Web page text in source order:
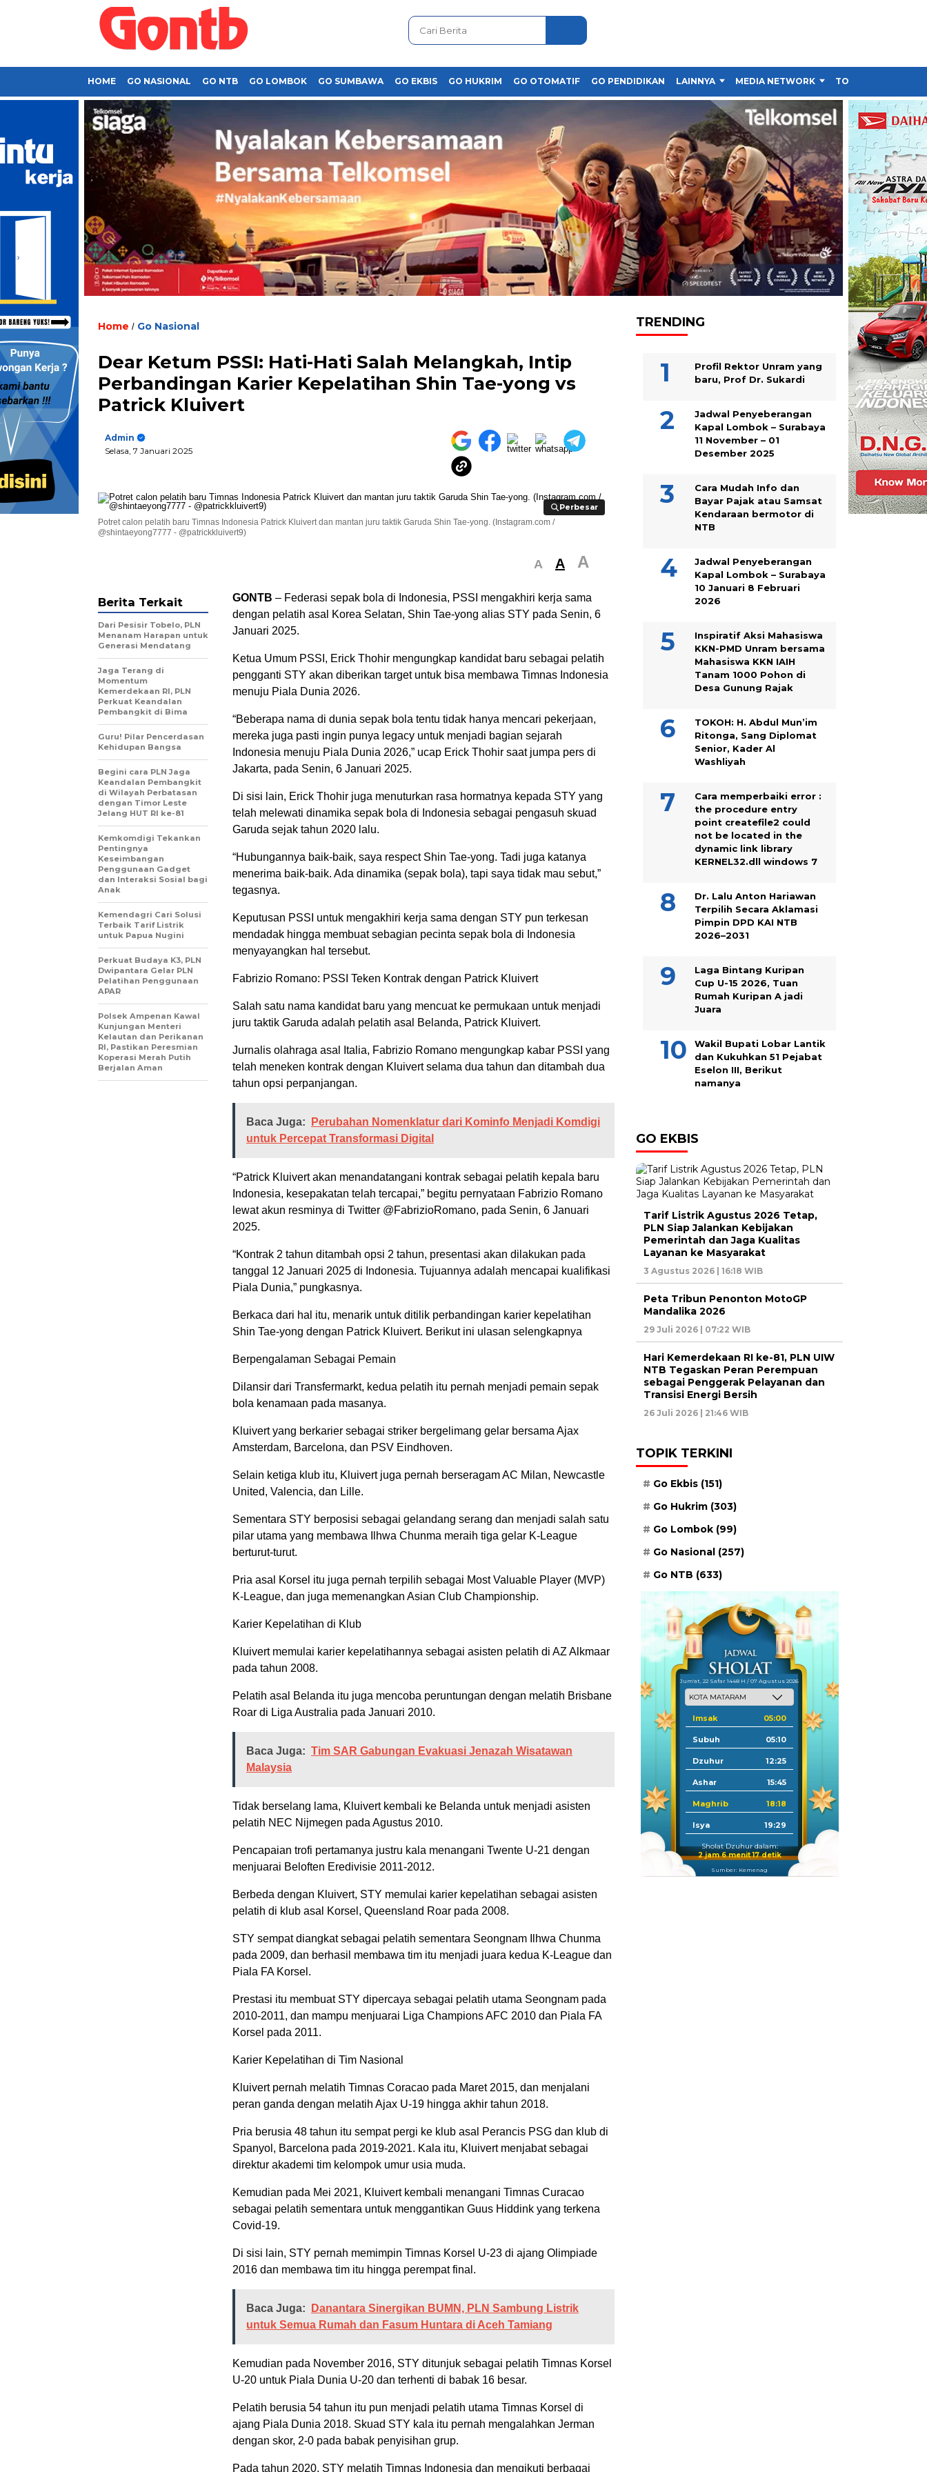
HOME GO NASIONAL GO NTB GO LOMBOK GO SUMBAWA GO EKBIS GO HUKRIM GO OTOMATIF GO PENDIDIKAN LAINNYA MEDIA NETWORK TOKO
Home / Go Nasional
Dear Ketum PSSI: Hati-Hati Salah Melangkah, Intip
Perbandingan Karier Kepelatihan Shin Tae-yong vs
Patrick Kluivert
Admin
Selasa, 7 Januari 2025
Perbesar
Perbesar
Potret calon pelatih baru Timnas Indonesia Patrick Kluivert dan mantan juru taktik Garuda Shin Tae-yong. (Instagram.com /
@shintaeyong7777 - @patrickkluivert9)
A A A
GONTB – Federasi sepak bola di Indonesia, PSSI mengakhiri kerja sama
dengan pelatih asal Korea Selatan, Shin Tae-yong alias STY pada Senin, 6
Januari 2025.
Ketua Umum PSSI, Erick Thohir mengungkap kandidat baru sebagai pelatih
pengganti STY akan diberikan target untuk bisa membawa Timnas Indonesia
menuju Piala Dunia 2026.
“Beberapa nama di dunia sepak bola tentu tidak hanya mencari pekerjaan,
mereka juga pasti ingin punya legacy untuk menjadi bagian sejarah
Indonesia menuju Piala Dunia 2026,” ucap Erick Thohir saat jumpa pers di
Jakarta, pada Senin, 6 Januari 2025.
Di sisi lain, Erick Thohir juga menuturkan rasa hormatnya kepada STY yang
telah melewati dinamika sepak bola di Indonesia sebagai pengasuh skuad
Garuda sejak tahun 2020 lalu.
“Hubungannya baik-baik, saya respect Shin Tae-yong. Tadi juga katanya
menerima baik-baik. Ada dinamika (sepak bola), tapi saya tidak mau sebut,”
tegasnya.
Keputusan PSSI untuk mengakhiri kerja sama dengan STY pun terkesan
mendadak hingga membuat sebagian pecinta sepak bola di Indonesia
menyayangkan hal tersebut.
Fabrizio Romano: PSSI Teken Kontrak dengan Patrick Kluivert
Salah satu nama kandidat baru yang mencuat ke permukaan untuk menjadi
juru taktik Garuda adalah pelatih asal Belanda, Patrick Kluivert.
Jurnalis olahraga asal Italia, Fabrizio Romano mengungkap kabar PSSI yang
telah meneken kontrak dengan Kluivert selama dua tahun dan ditambah dua
tahun opsi perpanjangan.
Baca Juga:
Perubahan Nomenklatur dari Kominfo Menjadi Komdigi
untuk Percepat Transformasi Digital
“Patrick Kluivert akan menandatangani kontrak sebagai pelatih kepala baru
Indonesia, kesepakatan telah tercapai,” begitu pernyataan Fabrizio Romano
lewat akun resminya di Twitter @FabrizioRomano, pada Senin, 6 Januari
2025.
“Kontrak 2 tahun ditambah opsi 2 tahun, presentasi akan dilakukan pada
tanggal 12 Januari 2025 di Indonesia. Tujuannya adalah mencapai kualifikasi
Piala Dunia,” pungkasnya.
Berkaca dari hal itu, menarik untuk ditilik perbandingan karier kepelatihan
Shin Tae-yong dengan Patrick Kluivert. Berikut ini ulasan selengkapnya
Berpengalaman Sebagai Pemain
Dilansir dari Transfermarkt, kedua pelatih itu pernah menjadi pemain sepak
bola kenamaan pada masanya.
Kluivert yang berkarier sebagai striker bergelimang gelar bersama Ajax
Amsterdam, Barcelona, dan PSV Eindhoven.
Selain ketiga klub itu, Kluivert juga pernah berseragam AC Milan, Newcastle
United, Valencia, dan Lille.
Sementara STY berposisi sebagai gelandang serang dan menjadi salah satu
pilar utama yang membawa Ilhwa Chunma meraih tiga gelar K-League
berturut-turut.
Pria asal Korsel itu juga pernah terpilih sebagai Most Valuable Player (MVP)
K-League, dan juga memenangkan Asian Club Championship.
Karier Kepelatihan di Klub
Kluivert memulai karier kepelatihannya sebagai asisten pelatih di AZ Alkmaar
pada tahun 2008.
Pelatih asal Belanda itu juga mencoba peruntungan dengan melatih Brisbane
Roar di Liga Australia pada Januari 2010.
Baca Juga: Tim SAR Gabungan Evakuasi Jenazah Wisatawan
Malaysia
Tidak berselang lama, Kluivert kembali ke Belanda untuk menjadi asisten
pelatih NEC Nijmegen pada Agustus 2010.
Pencapaian trofi pertamanya justru kala menangani Twente U-21 dengan
menjuarai Beloften Eredivisie 2011-2012.
Berbeda dengan Kluivert, STY memulai karier kepelatihan sebagai asisten
pelatih di klub asal Korsel, Queensland Roar pada 2008.
STY sempat diangkat sebagai pelatih sementara Seongnam Ilhwa Chunma
pada 2009, dan berhasil membawa tim itu menjadi juara kedua K-League dan
Piala FA Korsel.
Prestasi itu membuat STY dipercaya sebagai pelatih utama Seongnam pada
2010-2011, dan mampu menjuarai Liga Champions AFC 2010 dan Piala FA
Korsel pada 2011.
Karier Kepelatihan di Tim Nasional
Kluivert pernah melatih Timnas Coracao pada Maret 2015, dan menjalani
peran ganda dengan melatih Ajax U-19 hingga akhir tahun 2018.
Pria berusia 48 tahun itu sempat pergi ke klub asal Perancis PSG dan klub di
Spanyol, Barcelona pada 2019-2021. Kala itu, Kluivert menjabat sebagai
direktur akademi tim kelompok umur usia muda.
Kemudian pada Mei 2021, Kluivert kembali menangani Timnas Curacao
sebagai pelatih sementara untuk menggantikan Guus Hiddink yang terkena
Covid-19.
Di sisi lain, STY pernah memimpin Timnas Korsel U-23 di ajang Olimpiade
2016 dan membawa tim itu hingga perempat final.
Baca Juga:
Danantara Sinergikan BUMN, PLN Sambung Listrik
untuk Semua Rumah dan Fasum Huntara di Aceh Tamiang
Kemudian pada November 2016, STY ditunjuk sebagai pelatih Timnas Korsel
U-20 untuk Piala Dunia U-20 dan terhenti di babak 16 besar.
Pelatih berusia 54 tahun itu pun menjadi pelatih utama Timnas Korsel di
ajang Piala Dunia 2018. Skuad STY kala itu pernah mengalahkan Jerman
dengan skor, 2-0 pada babak penyisihan grup.
Pada tahun 2020, STY melatih Timnas Indonesia dan mengikuti berbagai
Berita Terkait
Dari Pesisir Tobelo, PLN
Menanam Harapan untuk
Generasi Mendatang
Jaga Terang di
Momentum
Kemerdekaan RI, PLN
Perkuat Keandalan
Pembangkit di Bima
Guru! Pilar Pencerdasan
Kehidupan Bangsa
Begini cara PLN Jaga
Keandalan Pembangkit
di Wilayah Perbatasan
dengan Timor Leste
Jelang HUT RI ke-81
Kemkomdigi Tekankan
Pentingnya
Keseimbangan
Penggunaan Gadget
dan Interaksi Sosial bagi
Anak
Kemendagri Cari Solusi
Terbaik Tarif Listrik
untuk Papua Nugini
Perkuat Budaya K3, PLN
Dwipantara Gelar PLN
Pelatihan Penggunaan
APAR
Polsek Ampenan Kawal
Kunjungan Menteri
Kelautan dan Perikanan
RI, Pastikan Peresmian
Koperasi Merah Putih
Berjalan Aman
TRENDING
Profil Rektor Unram yang
baru, Prof Dr. Sukardi
Jadwal Penyeberangan
Kapal Lombok – Surabaya
11 November – 01
Desember 2025
Cara Mudah Info dan
Bayar Pajak atau Samsat
Kendaraan bermotor di
NTB
Jadwal Penyeberangan
Kapal Lombok – Surabaya
10 Januari 8 Februari
2026
Inspiratif Aksi Mahasiswa
KKN-PMD Unram bersama
Mahasiswa KKN IAIH
Tanam 1000 Pohon di
Desa Gunung Rajak
TOKOH: H. Abdul Mun’im
Ritonga, Sang Diplomat
Senior, Kader Al
Washliyah
Cara memperbaiki error :
the procedure entry
point createfile2 could
not be located in the
dynamic link library
KERNEL32.dll windows 7
Dr. Lalu Anton Hariawan
Terpilih Secara Aklamasi
Pimpin DPD KAI NTB
2026–2031
Laga Bintang Kuripan
Cup U-15 2026, Tuan
Rumah Kuripan A jadi
Juara
Wakil Bupati Lobar Lantik
dan Kukuhkan 51 Pejabat
Eselon III, Berikut
namanya
GO EKBIS
Tarif Listrik Agustus 2026 Tetap,
PLN Siap Jalankan Kebijakan
Pemerintah dan Jaga Kualitas
Layanan ke Masyarakat
3 Agustus 2026 | 16:18 WIB
Peta Tribun Penonton MotoGP
Mandalika 2026
29 Juli 2026 | 07:22 WIB
Hari Kemerdekaan RI ke-81, PLN UIW
NTB Tegaskan Peran Perempuan
sebagai Penggerak Pelayanan dan
Transisi Energi Bersih
26 Juli 2026 | 21:46 WIB
TOPIK TERKINI
Go Ekbis (151)
Go Hukrim (303)
Go Lombok (99)
Go Nasional (257)
Go NTB (633)
Jum'at, 22 Safar 1448 H / 07 Agustus 2026
Imsak 05:00
Subuh 05:10
Dzuhur 12:25
Ashar 15:45
Maghrib 18:18
Isya 19:29
Sholat Dzuhur dalam:
2 jam 6 menit 16 detik
Sumber: Kemenag